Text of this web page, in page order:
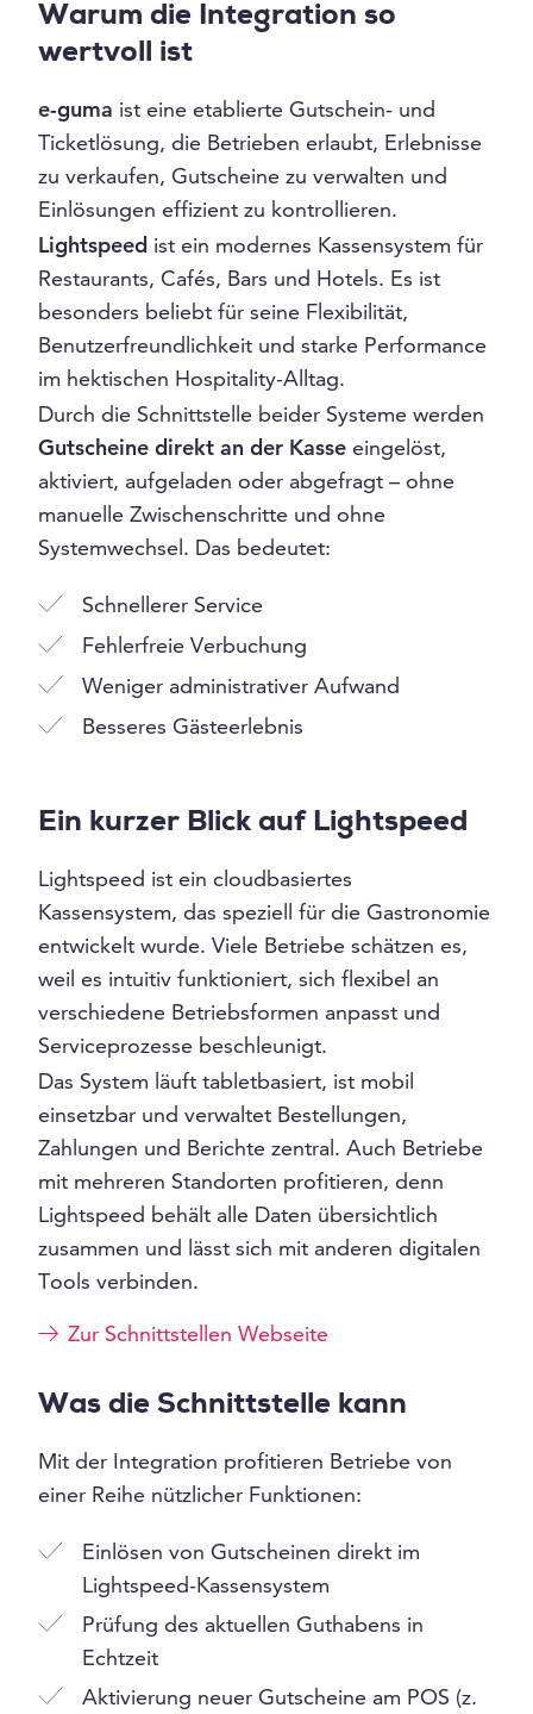
Warum die Integration so
wertvoll ist
e-guma ist eine etablierte Gutschein- und
Ticketlösung, die Betrieben erlaubt, Erlebnisse
zu verkaufen, Gutscheine zu verwalten und
Einlösungen effizient zu kontrollieren.
Lightspeed ist ein modernes Kassensystem für
Restaurants, Cafés, Bars und Hotels. Es ist
besonders beliebt für seine Flexibilität,
Benutzerfreundlichkeit und starke Performance
im hektischen Hospitality-Alltag.
Durch die Schnittstelle beider Systeme werden
Gutscheine direkt an der Kasse eingelöst,
aktiviert, aufgeladen oder abgefragt – ohne
manuelle Zwischenschritte und ohne
Systemwechsel. Das bedeutet:
Schnellerer Service
Fehlerfreie Verbuchung
Weniger administrativer Aufwand
Besseres Gästeerlebnis
Ein kurzer Blick auf Lightspeed
Lightspeed ist ein cloudbasiertes
Kassensystem, das speziell für die Gastronomie
entwickelt wurde. Viele Betriebe schätzen es,
weil es intuitiv funktioniert, sich flexibel an
verschiedene Betriebsformen anpasst und
Serviceprozesse beschleunigt.
Das System läuft tabletbasiert, ist mobil
einsetzbar und verwaltet Bestellungen,
Zahlungen und Berichte zentral. Auch Betriebe
mit mehreren Standorten profitieren, denn
Lightspeed behält alle Daten übersichtlich
zusammen und lässt sich mit anderen digitalen
Tools verbinden.
Zur Schnittstellen Webseite
Was die Schnittstelle kann
Mit der Integration profitieren Betriebe von
einer Reihe nützlicher Funktionen:
Einlösen von Gutscheinen direkt im
Lightspeed-Kassensystem
Prüfung des aktuellen Guthabens in
Echtzeit
Aktivierung neuer Gutscheine am POS (z.